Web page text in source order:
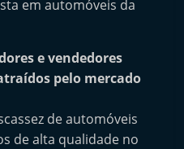
em automóveis da
e vendedores
pelo mercado
de automóveis
de alta qualidade no